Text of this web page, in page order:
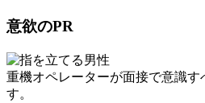
意欲のPR
重機オペレーターが面接で意識す
す。